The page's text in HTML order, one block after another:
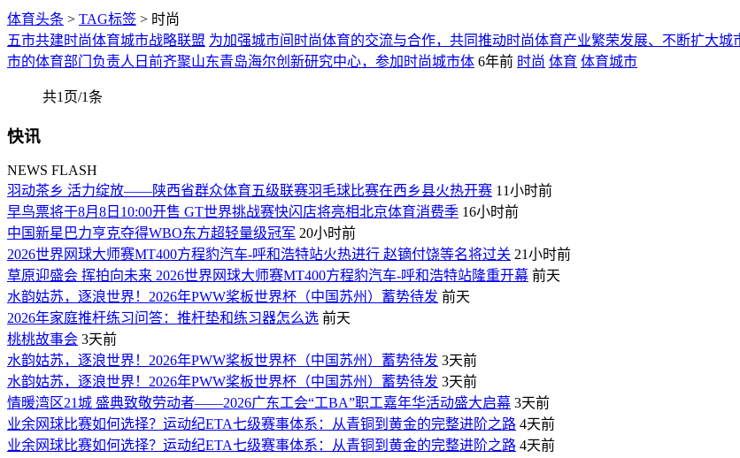
体育头条 > TAG标签 > 时尚
五市共建时尚体育城市战略联盟 为加强城市间时尚体育的交流与合作，共同推动时尚体育产业繁荣发展、不断扩大
市的体育部门负责人日前齐聚山东青岛海尔创新研究中心，参加时尚城市体 6年前 时尚 体育 体育城市
共1页/1条
快讯
NEWS FLASH
羽动茶乡 活力绽放——陕西省群众体育五级联赛羽毛球比赛在西乡县火热开赛 11小时前
早鸟票将于8月8日10:00开售 GT世界挑战赛快闪店将亮相北京体育消费季 16小时前
中国新星巴力亨克夺得WBO东方超轻量级冠军 20小时前
2026世界网球大师赛MT400方程豹汽车-呼和浩特站火热进行 赵镝付饶等名将过关 21小时前
草原迎盛会 挥拍向未来 2026世界网球大师赛MT400方程豹汽车-呼和浩特站隆重开幕 前天
水韵姑苏，逐浪世界！2026年PWW桨板世界杯（中国苏州）蓄势待发 前天
2026年家庭推杆练习问答：推杆垫和练习器怎么选 前天
桃桃故事会 3天前
水韵姑苏，逐浪世界！2026年PWW桨板世界杯（中国苏州）蓄势待发 3天前
水韵姑苏，逐浪世界！2026年PWW桨板世界杯（中国苏州）蓄势待发 3天前
情暖湾区21城 盛典致敬劳动者——2026广东工会“工BA”职工嘉年华活动盛大启幕 3天前
业余网球比赛如何选择？运动纪ETA七级赛事体系：从青铜到黄金的完整进阶之路 4天前
业余网球比赛如何选择？运动纪ETA七级赛事体系：从青铜到黄金的完整进阶之路 4天前